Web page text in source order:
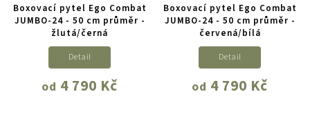
Boxovací pytel Ego Combat
JUMBO-24 - 50 cm průměr -
žlutá/černá
od 4 790 Kč
Detail
Boxovací pytel Ego Combat
JUMBO-24 - 50 cm průměr -
červená/bílá
od 4 790 Kč
Detail